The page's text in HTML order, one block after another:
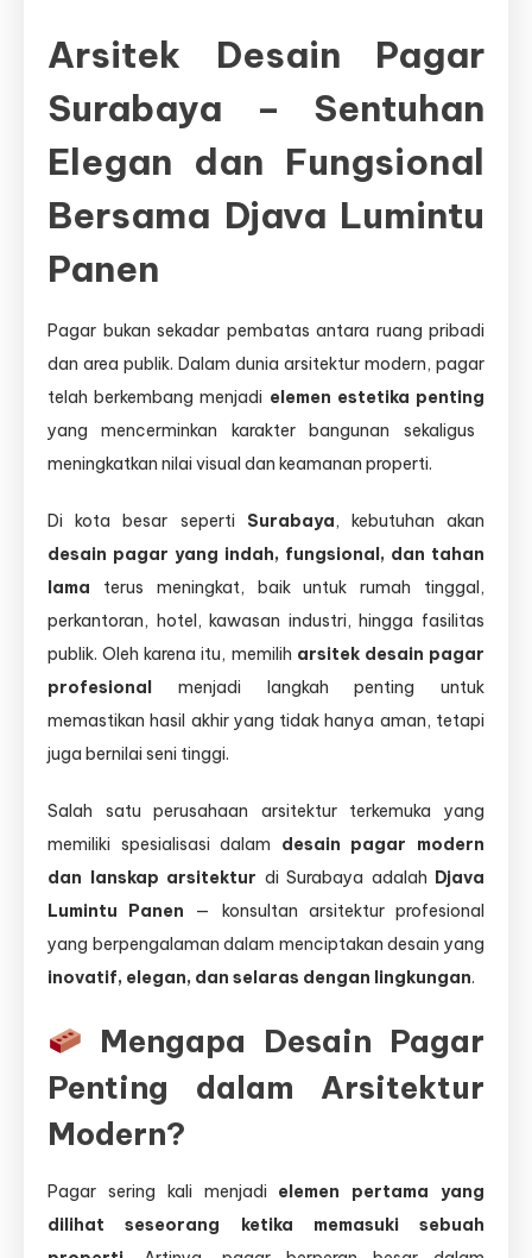
Arsitek Desain Pagar
Surabaya – Sentuhan
Elegan dan Fungsional
Bersama Djava Lumintu
Panen
Pagar bukan sekadar pembatas antara ruang pribadi
dan area publik. Dalam dunia arsitektur modern, pagar
telah berkembang menjadi elemen estetika penting
yang mencerminkan karakter bangunan sekaligus
meningkatkan nilai visual dan keamanan properti.
Di kota besar seperti Surabaya, kebutuhan akan
desain pagar yang indah, fungsional, dan tahan
lama terus meningkat, baik untuk rumah tinggal,
perkantoran, hotel, kawasan industri, hingga fasilitas
publik. Oleh karena itu, memilih arsitek desain pagar
profesional menjadi langkah penting untuk
memastikan hasil akhir yang tidak hanya aman, tetapi
juga bernilai seni tinggi.
Salah satu perusahaan arsitektur terkemuka yang
memiliki spesialisasi dalam desain pagar modern
dan lanskap arsitektur di Surabaya adalah Djava
Lumintu Panen — konsultan arsitektur profesional
yang berpengalaman dalam menciptakan desain yang
inovatif, elegan, dan selaras dengan lingkungan.
Mengapa Desain Pagar
Penting dalam Arsitektur
Modern?
Pagar sering kali menjadi elemen pertama yang
dilihat seseorang ketika memasuki sebuah